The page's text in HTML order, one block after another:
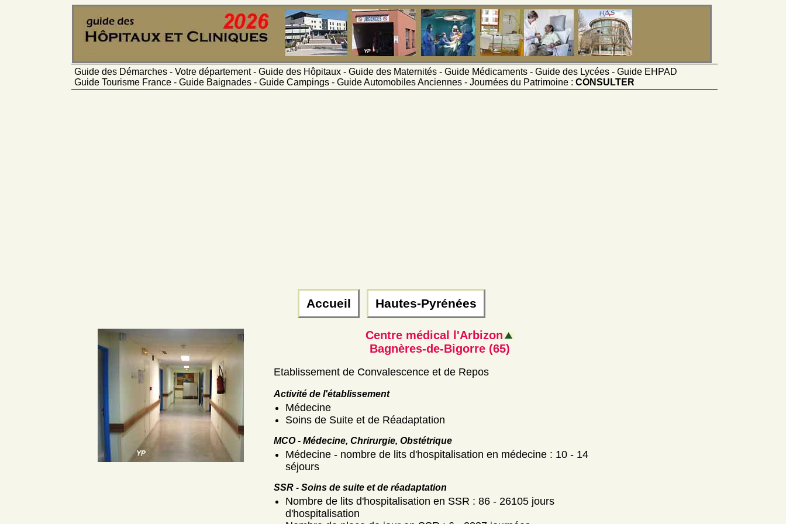
Guide des Démarches - Votre département - Guide des Hôpitaux - Guide des Maternités - Guide Médicaments - Guide des Lycées - Guide EHPAD
Guide Tourisme France - Guide Baignades - Guide Campings - Guide Automobiles Anciennes - Journées du Patrimoine : CONSULTER
Accueil Hautes-Pyrénées
Centre médical l'Arbizon
Bagnères-de-Bigorre (65)
Etablissement de Convalescence et de Repos
Activité de l'établissement
Médecine
Soins de Suite et de Réadaptation
MCO - Médecine, Chrirurgie, Obstétrique
Médecine - nombre de lits d'hospitalisation en médecine : 10 - 14
séjours
SSR - Soins de suite et de réadaptation
Nombre de lits d'hospitalisation en SSR : 86 - 26105 jours
d'hospitalisation